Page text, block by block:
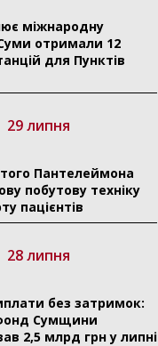
міжнародну
отримали 12
для Пунктів
29 липня
Пантелеймона
побутову техніку
пацієнтів
28 липня
без затримок:
Сумщини
2,5 млрд грн у липні